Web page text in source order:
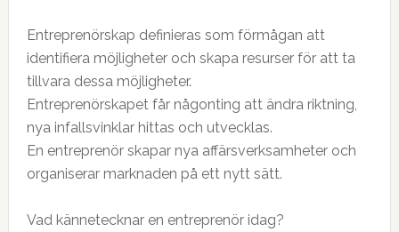
Entreprenörskap definieras som förmågan att
identifiera möjligheter och skapa resurser för att ta
tillvara dessa möjligheter.
Entreprenörskapet får någonting att ändra riktning,
nya infallsvinklar hittas och utvecklas.
En entreprenör skapar nya affärsverksamheter och
organiserar marknaden på ett nytt sätt.
Vad kännetecknar en entreprenör idag?